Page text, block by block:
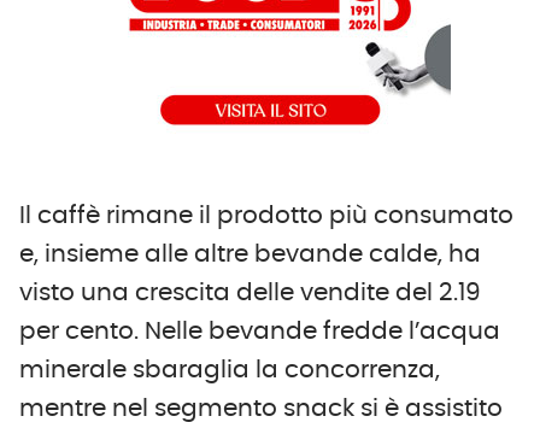
Il caffè rimane il prodotto più consumato
e, insieme alle altre bevande calde, ha
visto una crescita delle vendite del 2.19
per cento. Nelle bevande fredde l’acqua
minerale sbaraglia la concorrenza,
mentre nel segmento snack si è assistito